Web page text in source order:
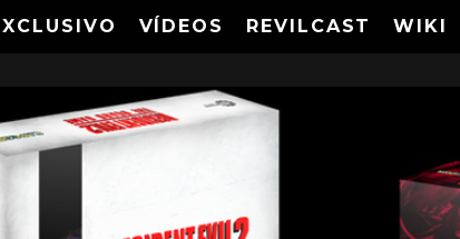
VÍDEOS REVILCAST WIKI